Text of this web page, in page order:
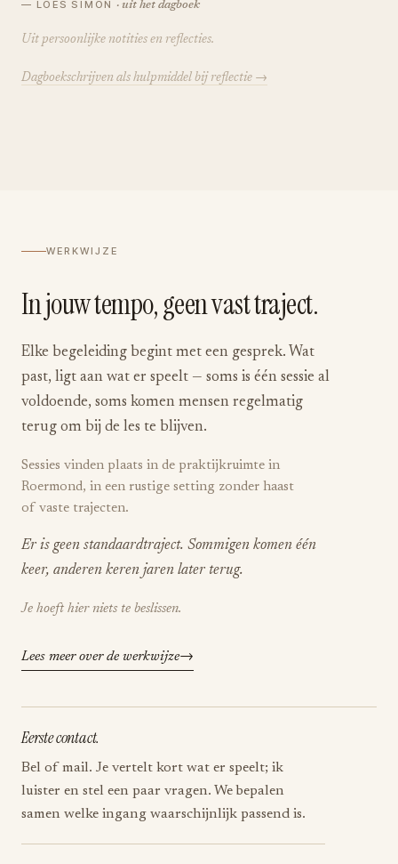
— LOES SIMON · uit het dagboek
Uit persoonlijke notities en reflecties.
Dagboekschrijven als hulpmiddel bij reflectie →
WERKWIJZE
In jouw tempo, geen vast traject.
Elke begeleiding begint met een gesprek. Wat
past, ligt aan wat er speelt — soms is één sessie al
voldoende, soms komen mensen regelmatig
terug om bij de les te blijven.
Sessies vinden plaats in de praktijkruimte in
Roermond, in een rustige setting zonder haast
of vaste trajecten.
Er is geen standaardtraject. Sommigen komen één
keer, anderen keren jaren later terug.
Je hoeft hier niets te beslissen.
Lees meer over de werkwijze
Eerste contact.
Bel of mail. Je vertelt kort wat er speelt; ik
luister en stel een paar vragen. We bepalen
samen welke ingang waarschijnlijk passend is.